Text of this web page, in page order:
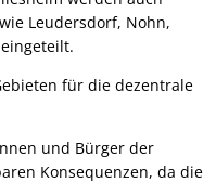
Leudersdorf, Nohn,
für die dezentrale
und Bürger der
Konsequenzen, da die